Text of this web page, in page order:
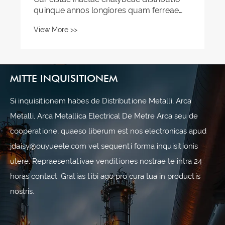
MITTE INQUISITIONEM
Si inquisitionem habes de Distributione Metalli, Arca
Metalli, Arca Metallica Electrical De Metre Arca seu de
cooperatione, quaeso liberum est nos electronicas apud
jdaisy@ouyueele.com vel sequenti forma inquisitionis
utere. Repraesentativae venditiones nostrae te intra 24
horas contact. Gratias tibi ago pro cura tua in productis
nostris.